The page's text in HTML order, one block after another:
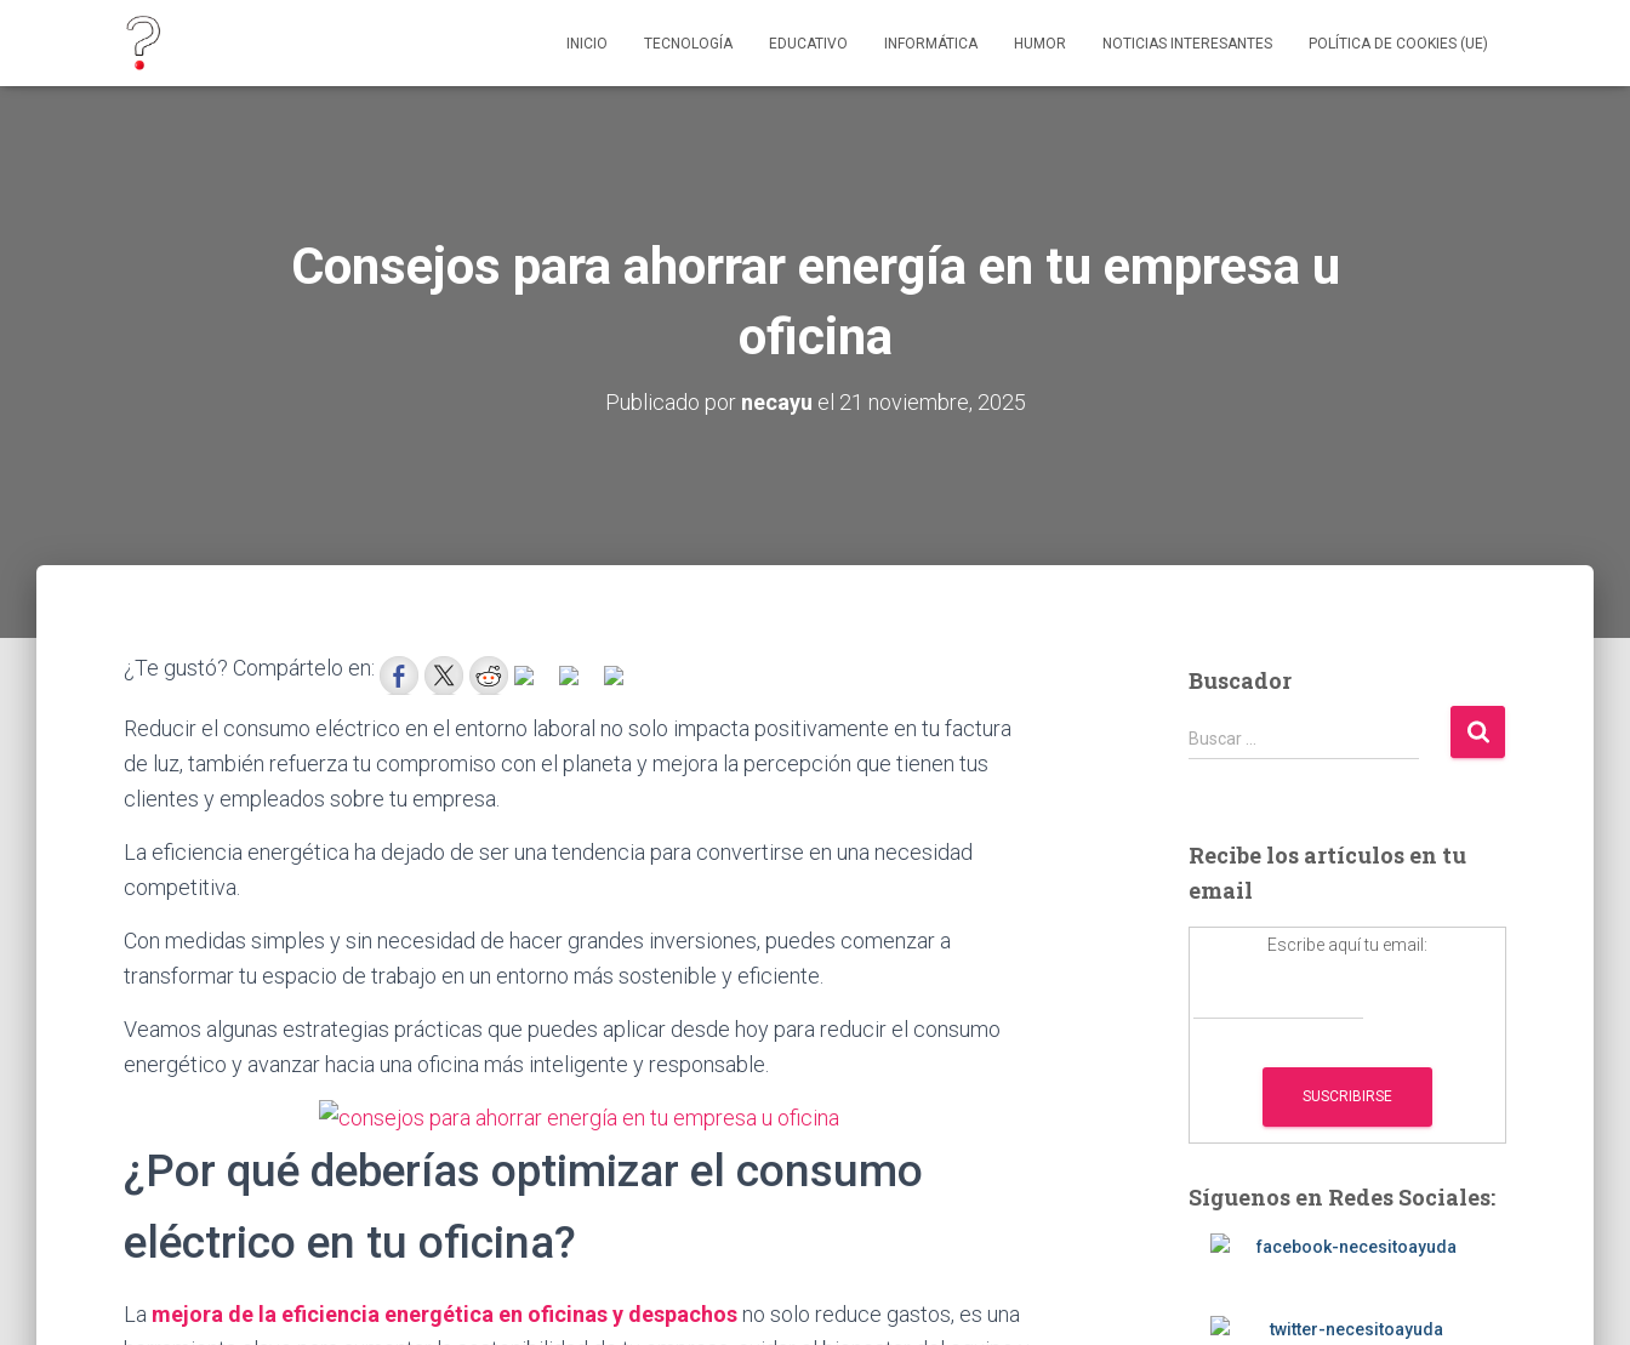
INICIO TECNOLOGÍA EDUCATIVO INFORMÁTICA HUMOR NOTICIAS INTERESANTES POLÍTICA DE COOKIES (UE)
Consejos para ahorrar energía en tu empresa u
oficina
Publicado por necayu el 21 noviembre, 2025
¿Te gustó? Compártelo en:
Reducir el consumo eléctrico en el entorno laboral no solo impacta positivamente en tu factura
de luz, también refuerza tu compromiso con el planeta y mejora la percepción que tienen tus
clientes y empleados sobre tu empresa.
La eficiencia energética ha dejado de ser una tendencia para convertirse en una necesidad
competitiva.
Con medidas simples y sin necesidad de hacer grandes inversiones, puedes comenzar a
transformar tu espacio de trabajo en un entorno más sostenible y eficiente.
Veamos algunas estrategias prácticas que puedes aplicar desde hoy para reducir el consumo
energético y avanzar hacia una oficina más inteligente y responsable.
¿Por qué deberías optimizar el consumo
eléctrico en tu oficina?
La mejora de la eficiencia energética en oficinas y despachos no solo reduce gastos, es una
Buscador
B
u
r
:
Buscar …
Recibe los artículos en tu
email
Escribe aquí tu email:
Síguenos en Redes Sociales: